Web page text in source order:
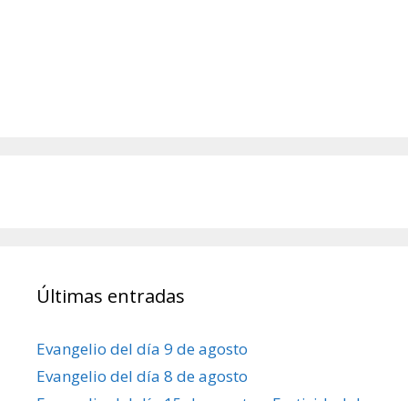
Últimas entradas
Evangelio del día 9 de agosto
Evangelio del día 8 de agosto